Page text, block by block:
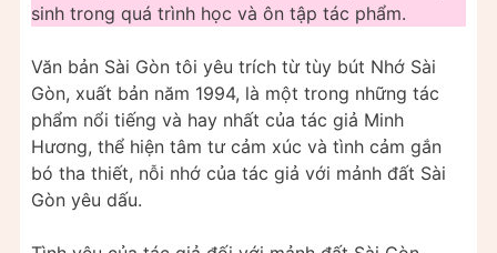
sinh trong quá trình học và ôn tập tác phẩm.
Văn bản Sài Gòn tôi yêu trích từ tùy bút Nhớ Sài
Gòn, xuất bản năm 1994, là một trong những tác
phẩm nổi tiếng và hay nhất của tác giả Minh
Hương, thể hiện tâm tư cảm xúc và tình cảm gắn
bó tha thiết, nỗi nhớ của tác giả với mảnh đất Sài
Gòn yêu dấu.